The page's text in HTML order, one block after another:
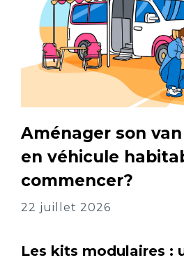
Aménager son
en véhicule
commencer?
22 juillet 2026
Les kits modulaires :